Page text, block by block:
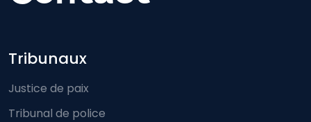
Footer-menu
Tribunaux
Justice de paix
Tribunal de police